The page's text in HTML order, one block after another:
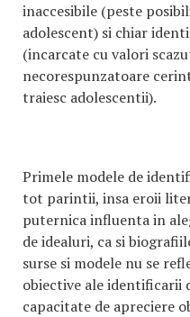
inaccesibile (peste
adolescent) si chiar
(incarcate cu valori
necorespunzatoare
traiesc adolescentii).
Primele modele de
tot parintii, insa eroii
puternica influenta in
de idealuri, ca si
surse si modele nu se
obiective ale identificarii
capacitate de apreciere